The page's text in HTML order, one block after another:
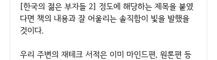
[한국의 젊은 부자들 2] 정도에 해당하는 제목을 붙였
다면 책의 내용과 잘 어울리는 솔직함이 빛을 발했을
것이다.
우리 주변의 재테크 서적은 이미 마인드편, 원론편 등